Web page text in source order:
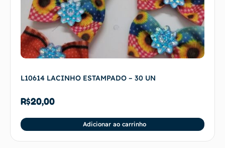
L10614 LACINHO ESTAMPADO – 30 UN
R$20,00
Adicionar ao carrinho